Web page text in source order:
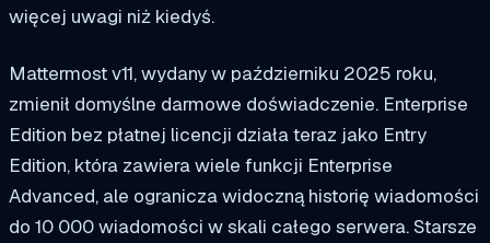
więcej uwagi niż kiedyś.
Mattermost v11, wydany w październiku 2025 roku,
zmienił domyślne darmowe doświadczenie. Enterprise
Edition bez płatnej licencji działa teraz jako Entry
Edition, która zawiera wiele funkcji Enterprise
Advanced, ale ogranicza widoczną historię wiadomości
do 10 000 wiadomości w skali całego serwera. Starsze